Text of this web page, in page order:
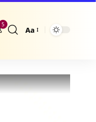
5
Größenänderung
Aa